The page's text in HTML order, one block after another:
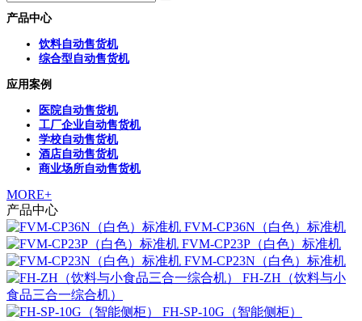
产品中心
饮料自动售货机
综合型自动售货机
应用案例
医院自动售货机
工厂企业自动售货机
学校自动售货机
酒店自动售货机
商业场所自动售货机
MORE+
产品中心
FVM-CP36N（白色）标准机
FVM-CP23P（白色）标准机
FVM-CP23N（白色）标准机
FH-ZH（饮料与小
食品三合一综合机）
FH-SP-10G（智能侧柜）